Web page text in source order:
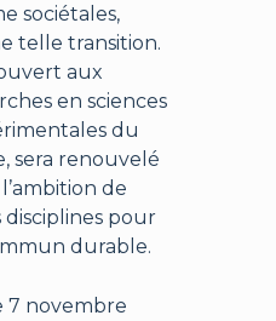
sociétales,
telle transition.
aux
en sciences
du
sera renouvelé
de
pour
durable.
7 novembre